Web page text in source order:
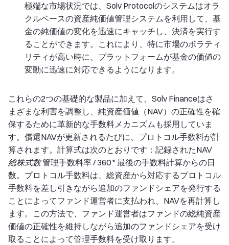
極端な市場状況では、Solv Protocolのシステムはオラ
クルベースの資産純価値管理システムを利用して、基
金の純価値の変化を迅速にキャッチし、決済を実行す
ることができます。これにより、特に市場のボラティ
リティが高い時に、プラットフォームが基金の価値の
変動に迅速に対応できるようになります。
これらの2つの基礎的な製品に加えて、Solv Financeはさ
まざまな利害を調整し、純資産価値（NAV）の正確性を確
保するために革新的な手数料メカニズムも採用していま
す。償還NAVが更新されるたびに、プロトコル手数料が計
算されます。計算式は次のとおりです：記録されたNAV
総株式数管理手数料率 / 360 * 最後の手数料計算からの日
数。プロトコル手数料は、総資産から対応するプロトコル
手数料を差し引きながら追加のファンドシェアを発行する
ことによってファンド運営者に支払われ、NAVを再計算し
ます。この方法で、ファンド運営者はファンドの総純資産
価値の正確性を維持しながら追加のファンドシェアを受け
取ることによって管理手数料を受け取ります。